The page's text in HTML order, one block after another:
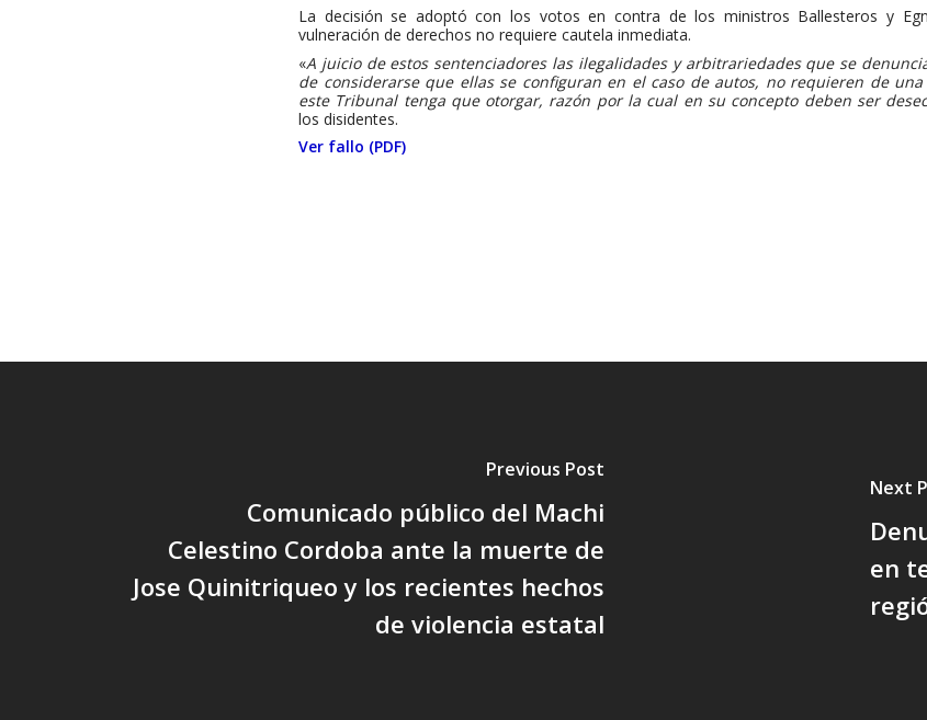
La decisión se adoptó con los votos en contra de los ministros Ballesteros y
vulneración de derechos no requiere cautela inmediata.
«A juicio de estos sentenciadores las ilegalidades y arbitrariedades que se
de considerarse que ellas se configuran en el caso de autos, no requieren de
este Tribunal tenga que otorgar, razón por la cual en su concepto deben ser
los disidentes.
Ver fallo (PDF)
Previous Post
Comunicado público del Machi
Celestino Cordoba ante la muerte de
Jose Quinitriqueo y los recientes hechos
de violencia estatal
Next
en